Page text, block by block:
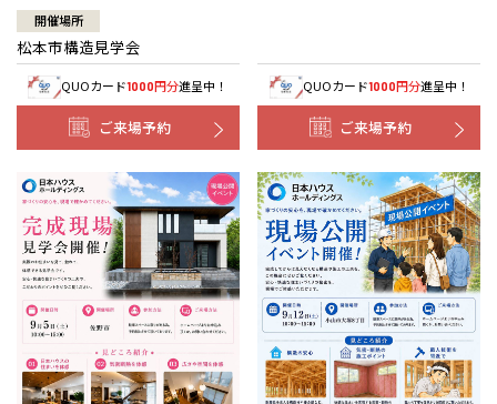
開催場所
松本市構造見学会
QUOカード1000円分進呈中！
ご来場予約
QUOカード1000円分進呈中！
ご来場予約